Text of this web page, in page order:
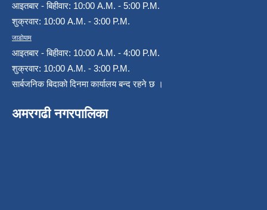
आइतबार - बिहीवार: 10:00 A.M. - 5:00 P.M.
शुक्रवार: 10:00 A.M. - 3:00 P.M.
जाडोयाम
आइतबार - बिहीवार: 10:00 A.M. - 4:00 P.M.
शुक्रवार: 10:00 A.M. - 3:00 P.M.
सार्बजनिक बिदाको दिनमा कार्यालय बन्द रहने छ ।
अमरगढी नगरपालिका